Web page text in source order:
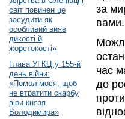
світ повинен це
засудити як
особливий вияв
дикості й
жорстокості»
Глава УГКЦ у 155-й
день війни:
«Помолімося, щоб
не втратити скарбу
віри князя
Володимира»
за
вами.
час
до